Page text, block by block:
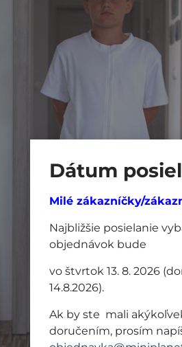
Dátum
Milé zákazníčky/
Najbližšie posielanie
objednávok bude
vo štvrtok 13. 8. 2026
14.8.2026).
Ak by ste mali
doručením, prosím